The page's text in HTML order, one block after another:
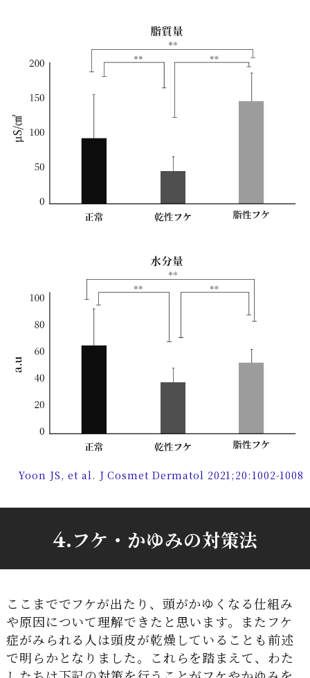
Yoon JS, et al. J Cosmet Dermatol 2021;20:1002-1008
4.フケ・かゆみの対策法
ここまででフケが出たり、頭がかゆくなる仕組み
や原因について理解できたと思います。またフケ
症がみられる人は頭皮が乾燥していることも前述
で明らかとなりました。これらを踏まえて、わた